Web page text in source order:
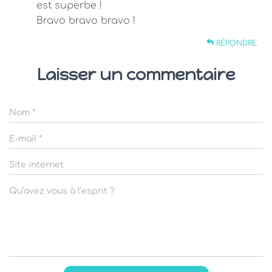
est superbe !
Bravo bravo bravo !
RÉPONDRE
Laisser un commentaire
Nom *
E-mail *
Site internet
Qu’avez vous à l’esprit ?